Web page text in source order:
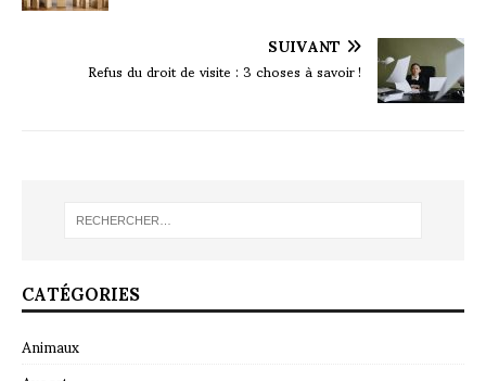
SUIVANT
Refus du droit de visite : 3 choses à savoir !
CATÉGORIES
Animaux